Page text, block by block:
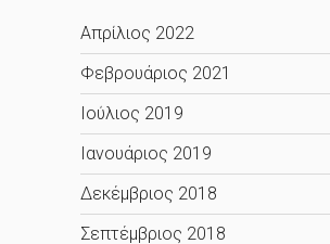
Απρίλιος 2022
Φεβρουάριος 2021
Ιούλιος 2019
Ιανουάριος 2019
Δεκέμβριος 2018
Σεπτέμβριος 2018